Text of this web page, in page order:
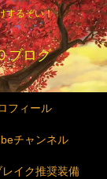
するぞい！
ブログ
フィール
チャンネル
レイク推奨装備